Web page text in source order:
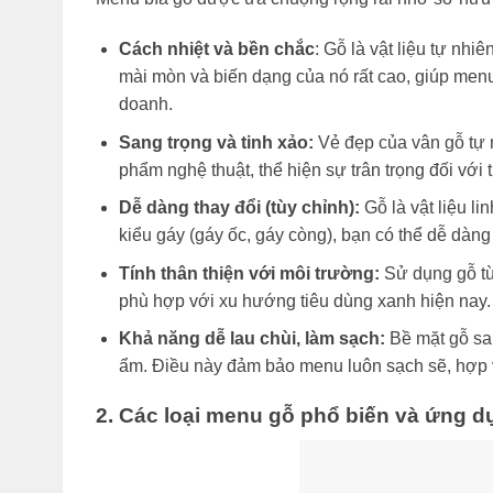
Cách nhiệt và bền chắc: Gỗ là vật liệu tự
mài mòn và biến dạng của nó rất cao, giúp
doanh.
Sang trọng và tinh xảo: Vẻ đẹp của vân gỗ tự
phẩm nghệ thuật, thể hiện sự trân trọng đối
Dễ dàng thay đổi (tùy chỉnh): Gỗ là vật liệu
kiểu gáy (gáy ốc, gáy còng), bạn có thể dễ
Tính thân thiện với môi trường: Sử dụng gỗ
phù hợp với xu hướng tiêu dùng xanh hiện nay.
Khả năng dễ lau chùi, làm sạch: Bề mặt gỗ
ẩm. Điều này đảm bảo menu luôn sạch sẽ,
2. Các loại menu gỗ phổ biến và ứng